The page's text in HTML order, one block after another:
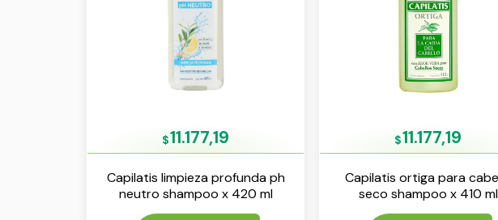
$11.177,19
Capilatis limpieza profunda ph
neutro shampoo x 420 ml
$11.177,19
Capilatis ortiga para
seco shampoo x 410 ml